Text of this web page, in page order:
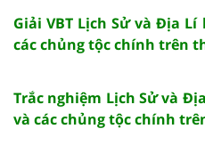
Giải VBT Lịch Sử và Địa Lí
các chủng tộc chính trên
Trắc nghiệm Lịch Sử và
và các chủng tộc chính